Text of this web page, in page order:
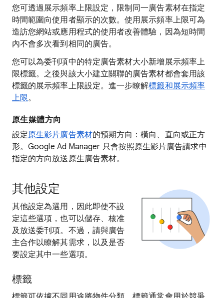
您可透過展示頻率上限設定，限制同一廣告素材在指定
時間範圍向使用者顯示的次數。使用展示頻率上限可為
造訪您網站或應用程式的使用者改善體驗，因為短時間
內不會多次看到相同的廣告。
您可以為委刊項中的特定廣告素材大小新增展示頻率上
限標籤。之後與該大小建立關聯的廣告素材都會套用該
標籤的展示頻率上限設定。進一步瞭解標籤和展示頻率
上限。
原生媒體方向
設定原生影片廣告素材的預期方向：橫向、直向或正方
形。Google Ad Manager 只會按照原生影片廣告請求中
指定的方向放送原生廣告素材。
其他設定
其他設定為選用，因此即使不設
定這些選項，也可以儲存、核准
及放送委刊項。不過，請與廣告
主合作以瞭解其需求，以及是否
要設定其中一些選項。
標籤